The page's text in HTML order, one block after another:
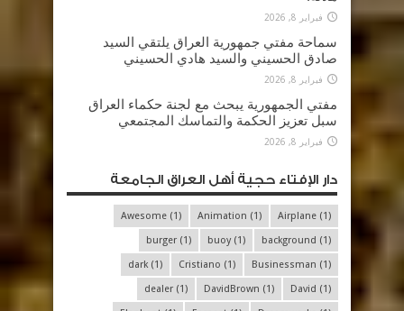
فبراير 8, 2026
سماحة مفتي جمهورية العراق يلتقي السيد
صادق الحسيني والسيد هادي الحسيني
فبراير 8, 2026
مفتي الجمهورية يبحث مع لجنة حكماء العراق
سبل تعزيز الحكمة والتماسك المجتمعي
فبراير 8, 2026
دار الإفتاء حجية أهل العراق الجامعة
Airplane (1)
Animation (1)
Awesome (1)
background (1)
buoy(1)
burger (1)
Businessman (1)
Cristiano (1)
dark (1)
David (1)
DavidBrown (1)
dealer (1)